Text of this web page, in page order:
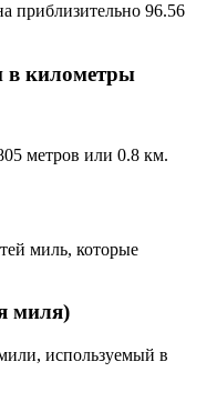
приблизительно 96.56
в километры
метров или 0.8 км.
миль, которые
миля)
используемый в